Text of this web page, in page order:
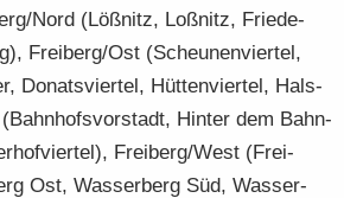
Nord (Löß­nitz, Loß­nitz, Frie­de­
Frei­berg/Ost (Scheu­nen­vier­tel,
Do­nats­vier­tel, Hüt­ten­vier­tel, Hals­
Hin­ter dem Bahn­
Frei­berg/West (Frei­
Ost, Was­ser­berg Süd, Was­ser­